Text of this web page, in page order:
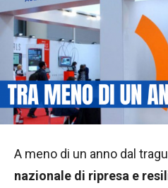
A meno di un anno dal
nazionale di ripresa e